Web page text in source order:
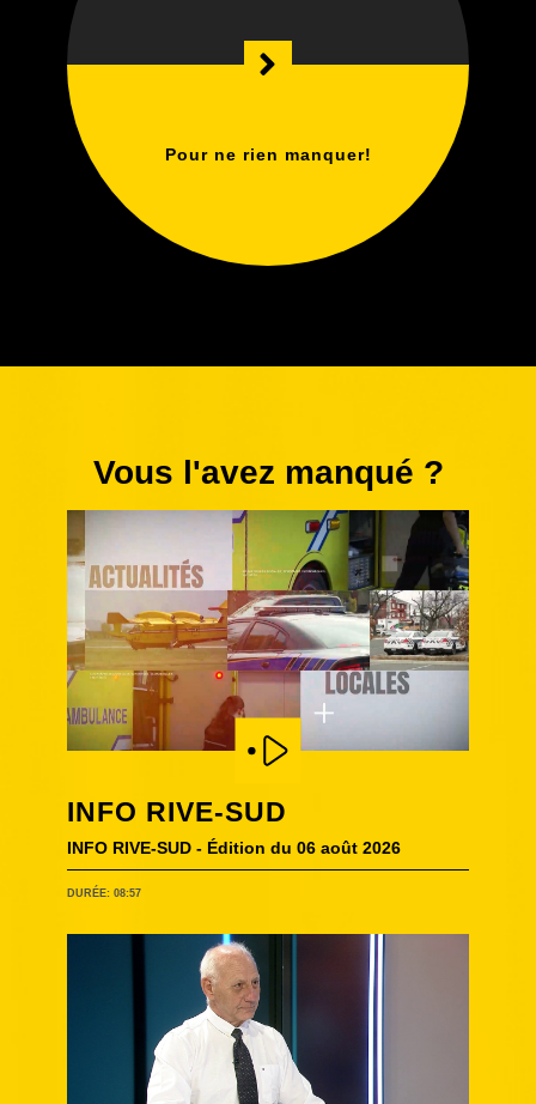
Pour ne rien manquer!
Vous l'avez manqué ?
INFO RIVE-SUD
INFO RIVE-SUD - Édition du 06 août 2026
DURÉE: 08:57